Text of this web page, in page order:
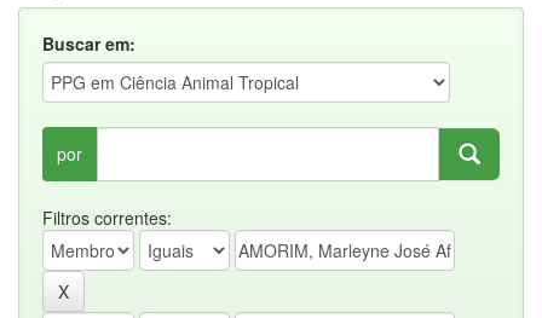
Buscar em:
por
Filtros correntes: